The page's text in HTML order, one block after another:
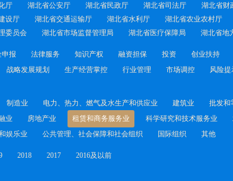
厅 湖北省公安厅 湖北省民政厅 湖北省司法厅 湖北省财
设厅 湖北省交通运输厅 湖北省水利厅 湖北省农业农村厅
委员会 湖北省市场监督管理局 湖北省医疗保障局 湖北省地
申报 法律服务 知识产权 融资担保 投资 创业扶持
战略发展规划 生产经营掌控 行业管理 市场调控 风险提
制造业 电力、热力、燃气及水生产和供应业 建筑业 批发和
业 房地产业 租赁和商务服务业 科学研究和技术服务业
娱乐业 公共管理、社会保障和社会组织 国际组织 其他
2018 2017 2016及以前